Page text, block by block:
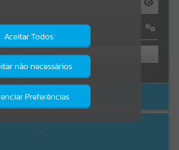
favor, aguarde...
OU
se|Recuperar Senha
SEM LOGIN
Aceitar Todos
não necessários
Preferências
diversos recursos
não estar